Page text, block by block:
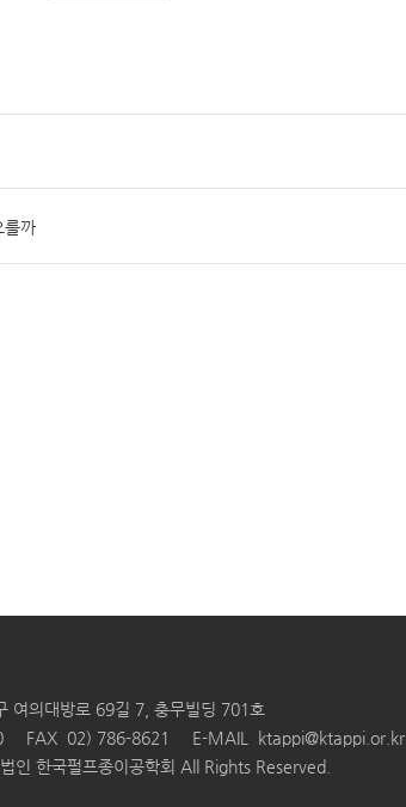
를까
여의대방로 69길 7, 충무빌딩 701호
FAX 02) 786-8621 E-MAIL
ktappi@ktappi.or.kr
인 한국펄프종이공학회 All Rights Reserved.